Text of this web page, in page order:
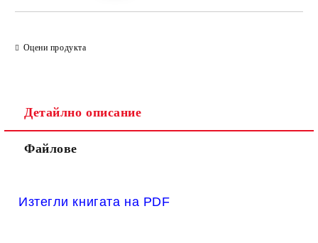
Оцени продукта
Детайлно описание
Файлове
Изтегли книгата на PDF